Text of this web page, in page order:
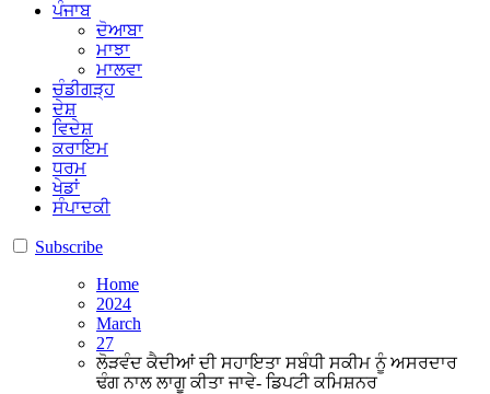
ਪੰਜਾਬ
ਦੋਆਬਾ
ਮਾਝਾ
ਮਾਲਵਾ
ਚੰਡੀਗੜ੍ਹ
ਦੇਸ਼
ਵਿਦੇਸ਼
ਕਰਾਇਮ
ਧਰਮ
ਖੇਡਾਂ
ਸੰਪਾਦਕੀ
Subscribe
Home
2024
March
27
ਲੋੜਵੰਦ ਕੈਦੀਆਂ ਦੀ ਸਹਾਇਤਾ ਸਬੰਧੀ ਸਕੀਮ ਨੂੰ ਅਸਰਦਾਰ
ਢੰਗ ਨਾਲ ਲਾਗੂ ਕੀਤਾ ਜਾਵੇ- ਡਿਪਟੀ ਕਮਿਸ਼ਨਰ